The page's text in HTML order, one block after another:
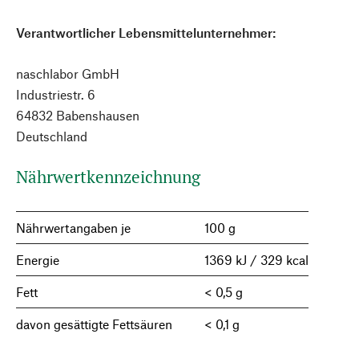
Verantwortlicher Lebensmittelunternehmer:
naschlabor GmbH
Industriestr. 6
64832 Babenshausen
Deutschland
Nährwertkennzeichnung
Nährwertangaben je 100 g
Energie 1369 kJ / 329 kcal
Fett < 0,5 g
davon gesättigte Fettsäuren < 0,1 g